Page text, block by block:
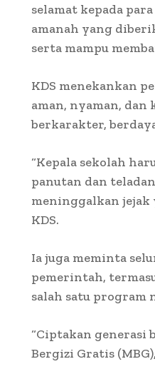
selamat kepada
amanah yang
serta mampu
KDS menekankan
aman, nyaman,
berkarakter,
“Kepala sekolah
panutan dan
meninggalkan jejak
KDS.
Ia juga meminta
pemerintah,
salah satu program
“Ciptakan generasi
Bergizi Gratis